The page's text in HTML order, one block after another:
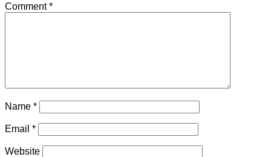
Comment*
Name *
Email *
Website